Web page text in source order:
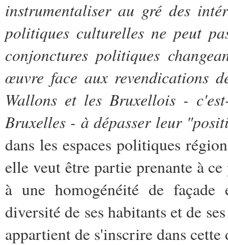
instrumentaliser au gré des
politiques culturelles ne peut
conjonctures politiques
œuvre face aux revendications
Wallons et les Bruxellois -
Bruxelles - à dépasser leur
dans les espaces politiques
elle veut être partie prenante à
à une homogénéité de
diversité de ses habitants et de
appartient de s'inscrire dans